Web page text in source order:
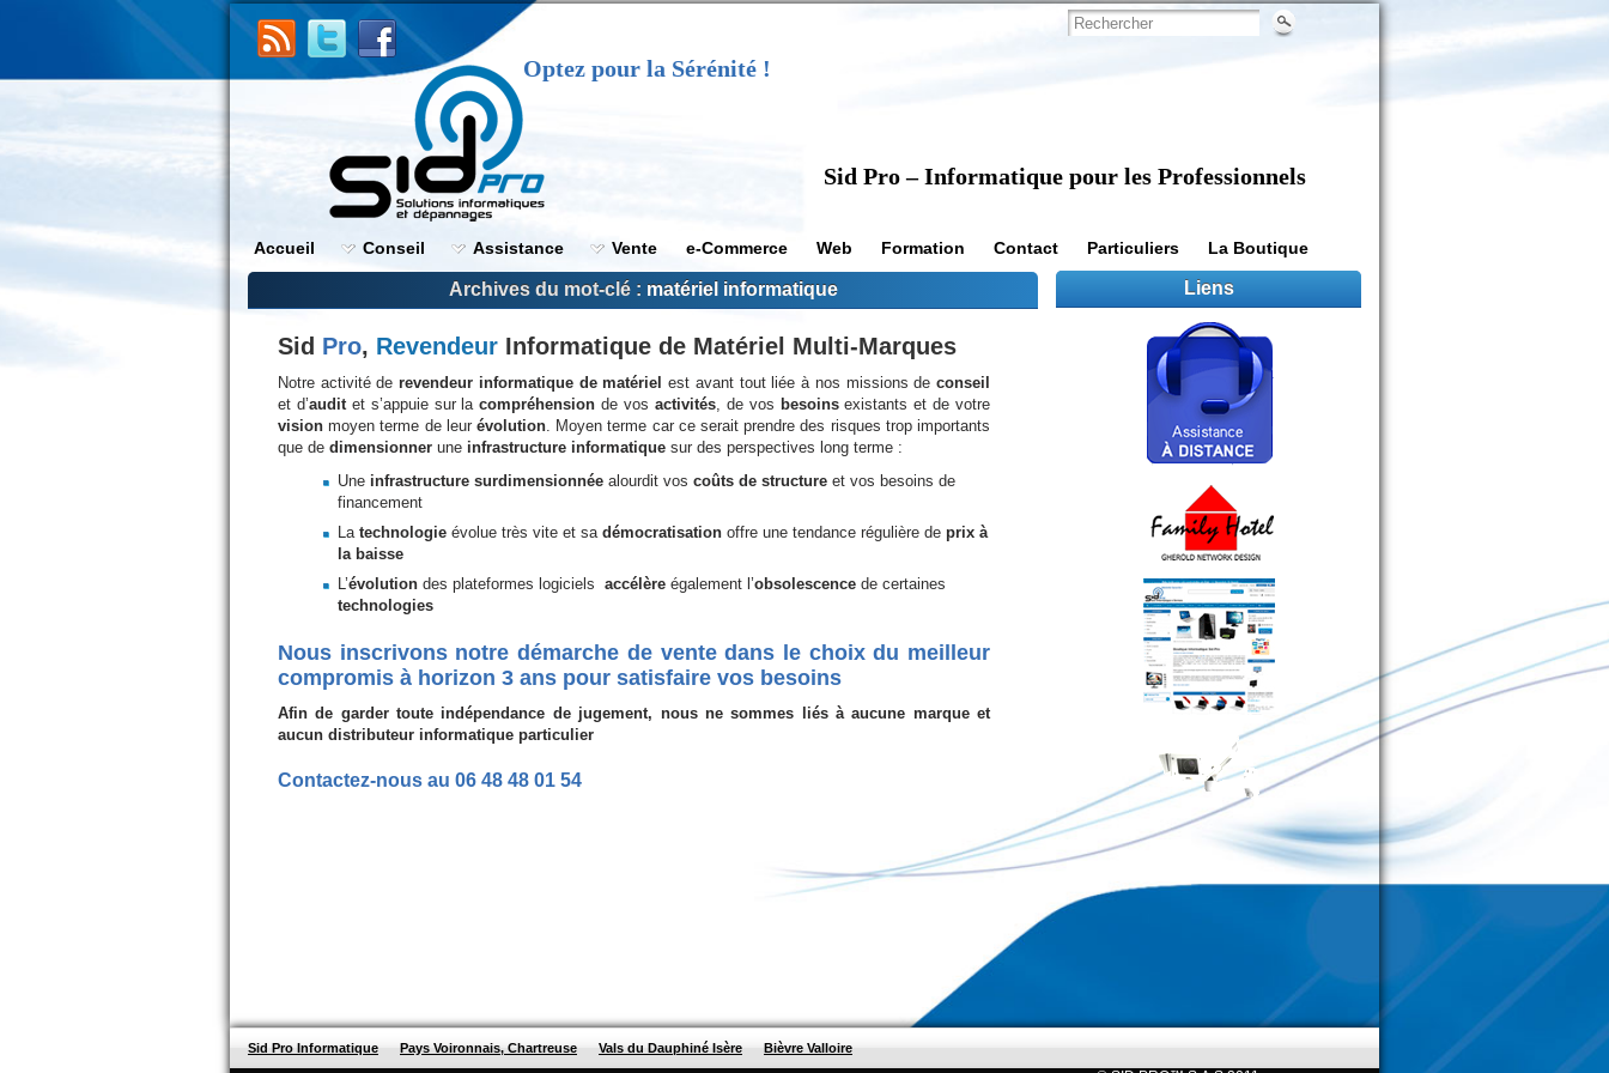
Sid Pro – Informatique pour les Professionnels
Optez pour la Sérénité !
Accueil Conseil Assistance Vente e-Commerce Web Formation Contact Particuliers La Boutique
Archives du mot-clé : matériel informatique
Sid Pro, Revendeur Informatique de Matériel Multi-Marques
Notre activité derevendeur informatique de matériel est avant tout liée à nos missions deconseil
et d’auditet s’appuie sur lacompréhension de vos activités, de vos besoinsexistants et de votre
vision moyen terme de leur évolution. Moyen terme car ce serait prendre des risques trop importants
que de dimensionner une infrastructure informatique sur des perspectives long terme :
Une infrastructure surdimensionnée alourdit vos coûts de structure et vos besoins de
financement
La technologie évolue très vite et sa démocratisation offre une tendance régulière de prix à
la baisse
L’évolution des plateformes logiciels accélère également l’obsolescence de certaines
technologies
Nous inscrivons notre démarche de vente dans le choix du meilleur
compromis à horizon 3 ans pour satisfaire vos besoins
Afin de garder toute indépendance de jugement, nous ne sommes liés à aucune marque et
aucun distributeur informatique particulier
Contactez-nous au 06 48 48 01 54
Liens
Sid Pro Informatique Pays Voironnais, Chartreuse Vals du Dauphiné Isère Bièvre Valloire